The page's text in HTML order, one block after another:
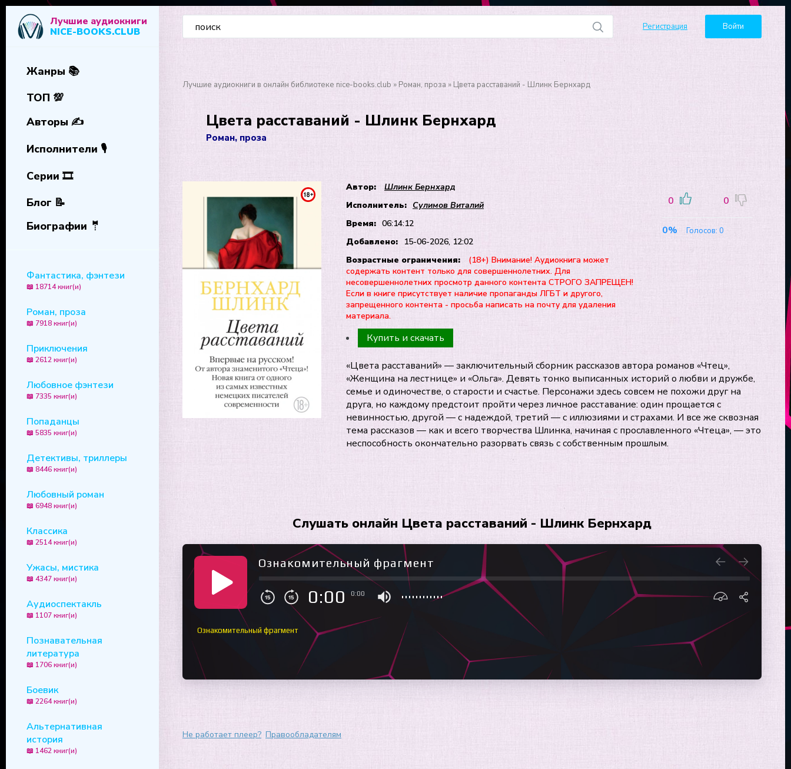
Лучшие аудиокниги
NICE-BOOKS.CLUB
Регистрация Войти
Жанры 📚
ТОП 💯
Авторы ✍️
Исполнители 🎙️
Серии 🎞️
Блог 📝
Биографии 🤵
Фантастика, фэнтези
📖 18714 книг(и)
Роман, проза
📖 7918 книг(и)
Приключения
📖 2612 книг(и)
Любовное фэнтези
📖 7335 книг(и)
Попаданцы
📖 5835 книг(и)
Детективы, триллеры
📖 8446 книг(и)
Любовный роман
📖 6948 книг(и)
Классика
📖 2514 книг(и)
Ужасы, мистика
📖 4347 книг(и)
Аудиоспектакль
📖 1107 книг(и)
Познавательная
литература
📖 1706 книг(и)
Боевик
📖 2264 книг(и)
Альтернативная
история
📖 1462 книг(и)
Лучшие аудиокниги в онлайн библиотеке nice-books.club »Роман, проза » Цвета расставаний - Шлинк Бернхард
Цвета расставаний - Шлинк Бернхард
Роман, проза
Автор:
Шлинк Бернхард
Исполнитель: Сулимов Виталий
Время: 06:14:12
Добавлено:
15-06-2026, 12:02
Возрастные ограничения:
(18+) Внимание! Аудиокнига может
содержать контент только для совершеннолетних. Для
несовершеннолетних просмотр данного контента СТРОГО ЗАПРЕЩЕН!
Если в книге присутствует наличие пропаганды ЛГБТ и другого,
запрещенного контента - просьба написать на почту для удаления
материала.
0 0
0% Голосов: 0
Купить и скачать
«Цвета расставаний» — заключительный сборник рассказов автора романов «Чтец»,
«Женщина на лестнице» и «Ольга». Девять тонко выписанных историй о любви и дружбе,
семье и одиночестве, о старости и счастье. Персонажи здесь совсем не похожи друг на
друга, но каждому предстоит пройти через личное расставание: один прощается с
невинностью, другой — с надеждой, третий — с иллюзиями и страхами. И все же сквозная
тема рассказов — как и всего творчества Шлинка, начиная с прославленного «Чтеца», — это
неспособность окончательно разорвать связь с собственным прошлым.
Слушать онлайн Цвета расставаний - Шлинк Бернхард
Ознакомительный фрагмент
0:00 0:00
Ознакомительный фрагмент
Не работает плеер? Правообладателям